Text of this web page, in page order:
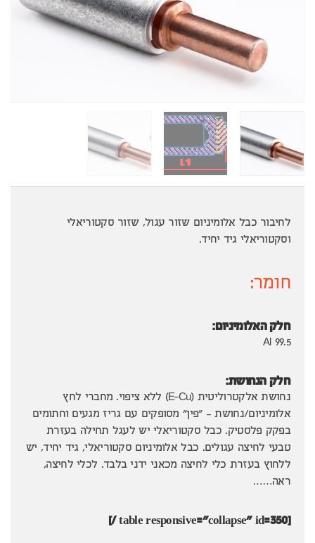
לחיבור כבל אלומיניום שזור עגול, שזור סקטוריאלי
וסקטוריאלי גיד יחיד.
חומר:
חלק האלומיניום:
Al 99.5
חלק הנחושת:
נחושת אלקטרוליטית (E-Cu) ללא ציפוי. מחברי לחץ
אלומיניום/נחושת – "פין" מסופקים עם גריז מגעים וחתומים
בפקק פלסטיק. כבל סקטוריאלי יש לעגל תחילה בעזרת
טבעי לחיצה עגולים. כבל אלומיניום סקטוריאלי, גיד יחיד, יש
ללחוץ בעזרת כלי לחיצה מכאני ידני בלבד. לכלי לחיצה,
ראה……
[table responsive="collapse" id=350 /]